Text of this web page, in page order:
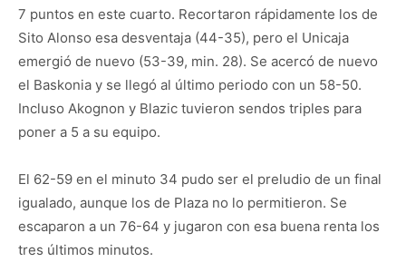
7 puntos en este cuarto. Recortaron rápidamente los de
Sito Alonso esa desventaja (44-35), pero el Unicaja
emergió de nuevo (53-39, min. 28). Se acercó de nuevo
el Baskonia y se llegó al último periodo con un 58-50.
Incluso Akognon y Blazic tuvieron sendos triples para
poner a 5 a su equipo.
El 62-59 en el minuto 34 pudo ser el preludio de un final
igualado, aunque los de Plaza no lo permitieron. Se
escaparon a un 76-64 y jugaron con esa buena renta los
tres últimos minutos.